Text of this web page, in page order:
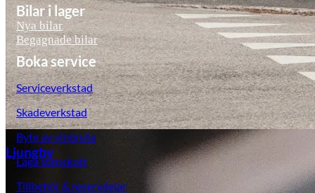
Ljungby
Bilar i lager
Nya bilar
Begagnade bilar
Boka service
Serviceverkstad
Skadeverkstad
Byte av vindruta
Laga stenskott
Tillbehör & reservdelar